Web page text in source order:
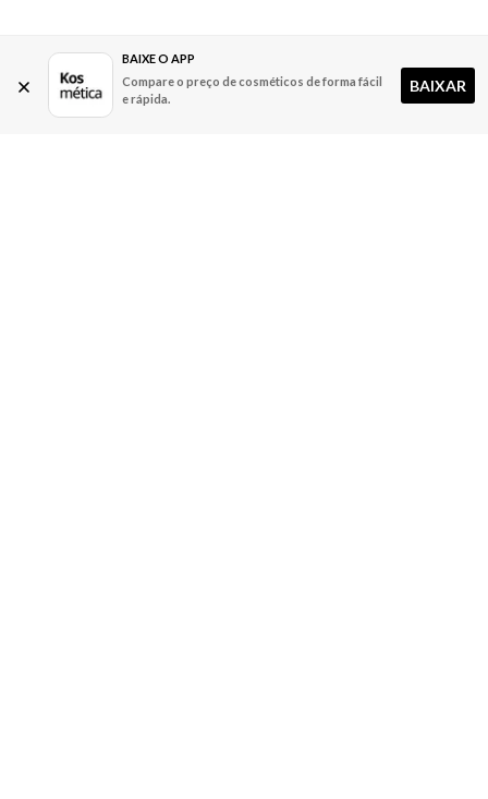
BAIXE O APP
Compare o preço de cosméticos de forma fácil
e rápida.
BAIXAR